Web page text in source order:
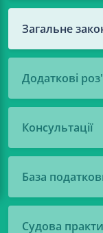
Загальне
Додаткові
Консультації
База
Судова